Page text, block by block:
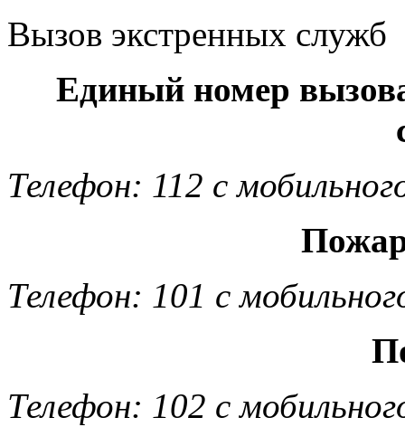
Вызов экстренных служб
Единый номер
Телефон: 112 с
Телефон: 101 с
Телефон: 102 с